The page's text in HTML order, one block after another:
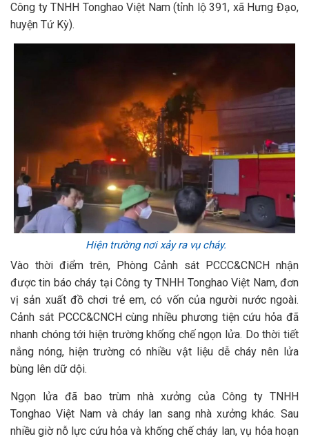
Công ty TNHH Tonghao Việt Nam (tỉnh lộ 391, xã Hưng Đạo,
huyện Tứ Kỳ).
Hiện trường nơi xảy ra vụ cháy.
Vào thời điểm trên, Phòng Cảnh sát PCCC&CNCH nhận
được tin báo cháy tại Công ty TNHH Tonghao Việt Nam, đơn
vị sản xuất đồ chơi trẻ em, có vốn của người nước ngoài.
Cảnh sát PCCC&CNCH cùng nhiều phương tiện cứu hỏa đã
nhanh chóng tới hiện trường khống chế ngọn lửa. Do thời tiết
nắng nóng, hiện trường có nhiều vật liệu dễ cháy nên lửa
bùng lên dữ dội.
Ngọn lửa đã bao trùm nhà xưởng của Công ty TNHH
Tonghao Việt Nam và cháy lan sang nhà xưởng khác. Sau
nhiều giờ nỗ lực cứu hỏa và khống chế cháy lan, vụ hỏa hoạn